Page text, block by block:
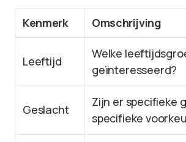
Kenmerk Omschrijving
Leeftijd
Welke
geïnteresseerd?
Geslacht
Zijn er specifieke
specifieke